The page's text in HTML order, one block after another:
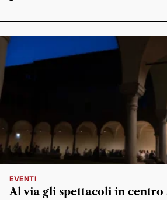
EVENTI
Al via gli spettacoli in centro